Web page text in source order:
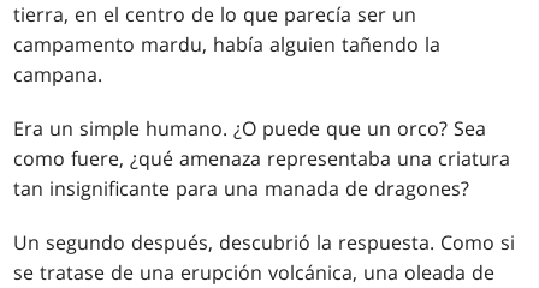
tierra, en el centro de lo que parecía ser un
campamento mardu, había alguien tañendo la
campana.
Era un simple humano. ¿O puede que un orco? Sea
como fuere, ¿qué amenaza representaba una criatura
tan insignificante para una manada de dragones?
Un segundo después, descubrió la respuesta. Como si
se tratase de una erupción volcánica, una oleada de